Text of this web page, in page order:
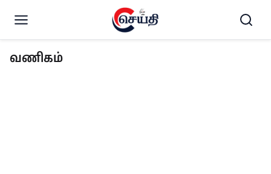
வணிகம்